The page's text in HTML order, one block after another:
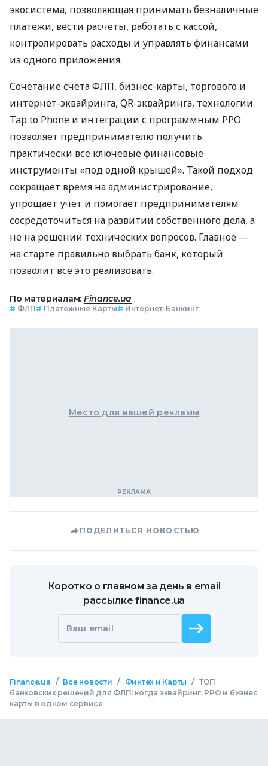
экосистема, позволяющая принимать безналичные
платежи, вести расчеты, работать с кассой,
контролировать расходы и управлять финансами
из одного приложения.
Сочетание счета ФЛП, бизнес-карты, торгового и
интернет-эквайринга, QR-эквайринга, технологии
Tap to Phone и интеграции с программным РРО
позволяет предпринимателю получить
практически все ключевые финансовые
инструменты «под одной крышей». Такой подход
сокращает время на администрирование,
упрощает учет и помогает предпринимателям
сосредоточиться на развитии собственного дела, а
не на решении технических вопросов. Главное —
на старте правильно выбрать банк, который
позволит все это реализовать.
По материалам: Finance.ua
# ФЛП# Платежные Карты# Интернет-Банкинг
Место для вашей рекламы
ПОДЕЛИТЬСЯ НОВОСТЬЮ
Коротко о главном за день в email
рассылке finance.ua
Ваш email
Finance.ua / Все новости / Финтех и Карты / ТОП
банковских решений для ФЛП: когда эквайринг, РРО и бизнес
карты в одном сервисе